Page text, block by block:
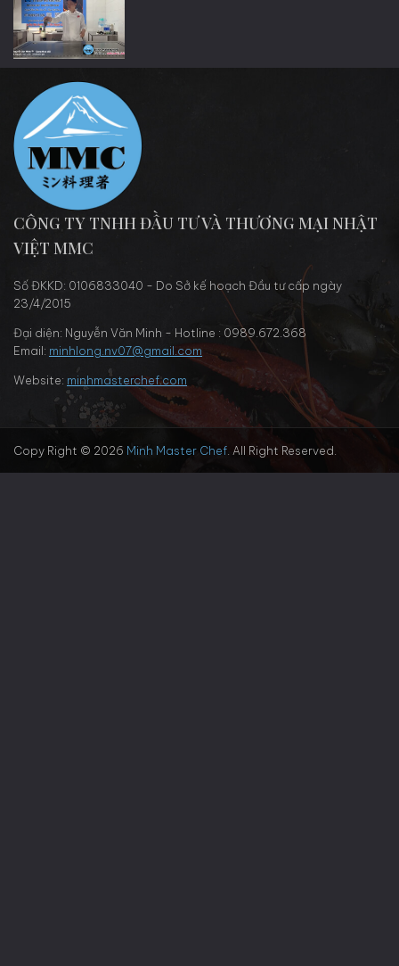
CÔNG TY TNHH ĐẦU TƯ VÀ THƯƠNG MẠI NHẬT
VIỆT MMC
Số ĐKKD: 0106833040 - Do Sở kế hoạch Đầu tư cấp ngày
23/4/2015
Đại diện: Nguyễn Văn Minh - Hotline : 0989.672.368
Email: minhlong.nv07@gmail.com
Website: minhmasterchef.com
Copy Right © 2026 Minh Master Chef. All Right Reserved.